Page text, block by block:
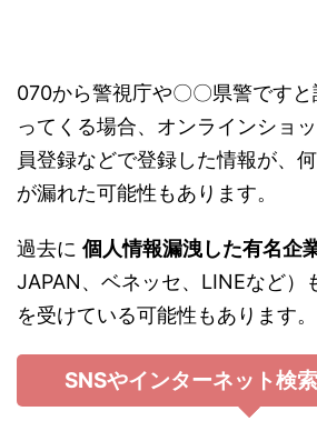
070から警視庁や〇〇県警です
ってくる場合、オンラインショ
員登録などで登録した情報が、
が漏れた可能性もあります。
過去に 個人情報漏洩した有名企
JAPAN、ベネッセ、LINEなど）
を受けている可能性もあります。
SNSやインターネット検